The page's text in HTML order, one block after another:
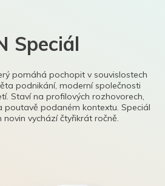
Speciál
pomáhá pochopit v souvislostech
podnikání, moderní společnosti
Staví na profilových rozhovorech,
poutavě podaném kontextu. Speciál
novin vychází čtyřikrát ročně.